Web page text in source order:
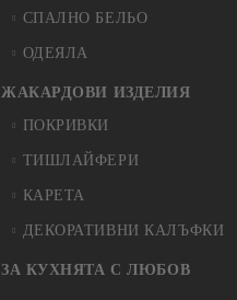
СПАЛНО БЕЛЬО
ОДЕЯЛА
ЖАКАРДОВИ ИЗДЕЛИЯ
ПОКРИВКИ
ТИШЛАЙФЕРИ
КАРЕТА
ДЕКОРАТИВНИ КАЛЪФКИ
ЗА КУХНЯТА С ЛЮБОВ